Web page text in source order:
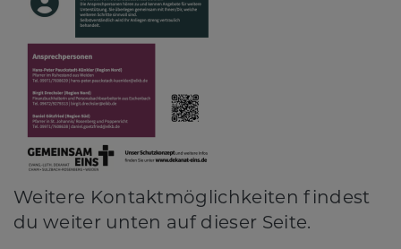
Weitere Kontaktmöglichkeiten findest
du weiter unten auf dieser Seite.